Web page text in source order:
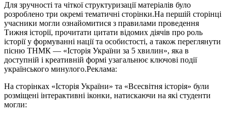
Для зручності та чіткої структуризації матеріалів було
розроблено три окремі тематичні сторінки.На першій сторінці
учасники могли ознайомитися з правилами проведення
Тижня історії, прочитати цитати відомих діячів про роль
історії у формуванні нації та особистості, а також переглянути
пісню ТНМК — «Історія України за 5 хвилин», яка в
доступній і креативній формі узагальнює ключові події
українського минулого.Реклама:
На сторінках «Історія України» та «Всесвітня історія» були
розміщені інтерактивні іконки, натискаючи на які студенти
могли: